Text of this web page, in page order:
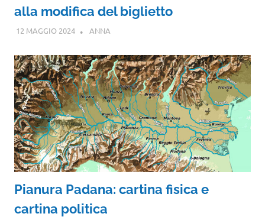
alla modifica del biglietto
12 MAGGIO 2024 ANNA
Pianura Padana: cartina fisica e
cartina politica